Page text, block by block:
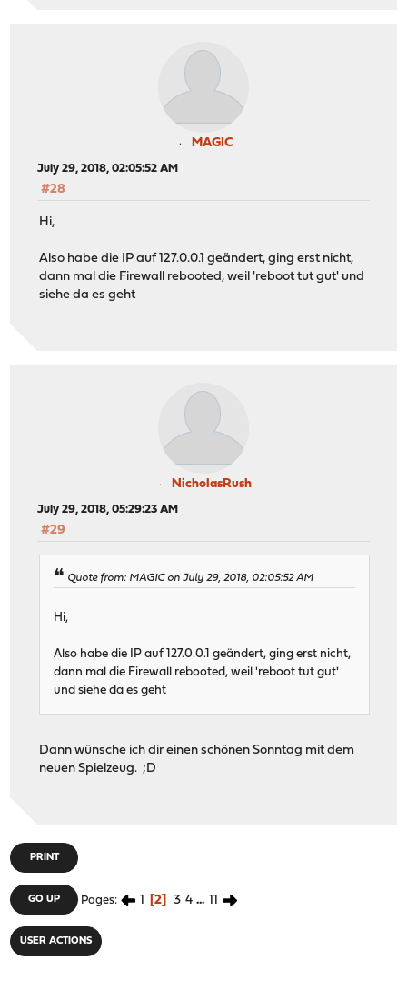
MAGIC
July 29, 2018, 02:05:52 AM
#28
Hi,
Also habe die IP auf 127.0.0.1 geändert, ging erst nicht,
dann mal die Firewall rebooted, weil 'reboot tut gut' und
siehe da es geht
NicholasRush
July 29, 2018, 05:29:23 AM
#29
Quote from: MAGIC on July 29, 2018, 02:05:52 AM
Hi,
Also habe die IP auf 127.0.0.1 geändert, ging erst nicht,
dann mal die Firewall rebooted, weil 'reboot tut gut'
und siehe da es geht
Dann wünsche ich dir einen schönen Sonntag mit dem
neuen Spielzeug. ;D
PRINT
GO UP Pages 1 2 3 4 ... 11
USER ACTIONS